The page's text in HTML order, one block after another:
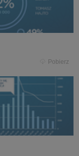
Pobierz